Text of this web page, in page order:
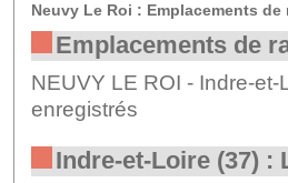
Neuvy Le Roi : Emplacements de
Emplacements de
NEUVY LE ROI - Indre-
enregistrés
Indre-et-Loire (37) :